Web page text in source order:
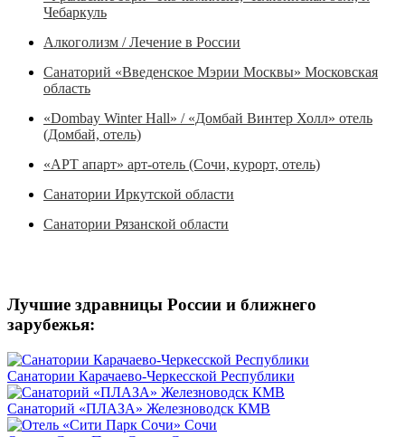
Чебаркуль
Алкоголизм / Лечение в России
Санаторий «Введенское Мэрии Москвы» Московская
область
«Dombay Winter Hall» / «Домбай Винтер Холл» отель
(Домбай, отель)
«АРТ апарт» арт-отель (Сочи, курорт, отель)
Санатории Иркутской области
Санатории Рязанской области
Лучшие здравницы России и ближнего
зарубежья:
Санатории Карачаево-Черкесской Республики
Санаторий «ПЛАЗА» Железноводск КМВ